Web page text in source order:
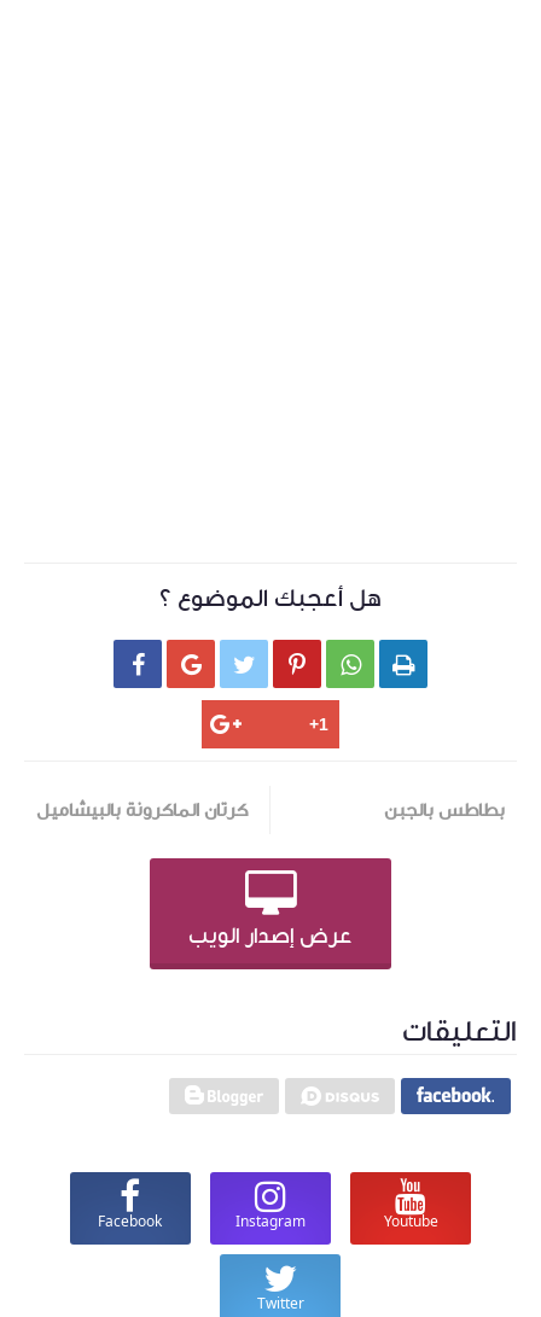
هل أعجبك الموضوع ؟
     
بطاطس بالجبن كرتان الماكرونة بالبيشاميل
عرض إصدار الويب
التعليقات
Youtube
Instagram
Facebook
Twitter